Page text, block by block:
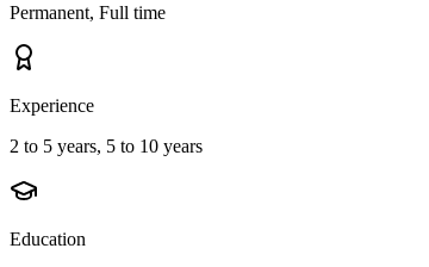
Permanent, Full time
Experience
2 to 5 years, 5 to 10 years
Education